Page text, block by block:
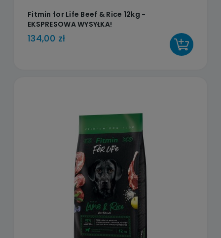
Fitmin for Life Beef & Rice 12kg -
EKSPRESOWA WYSYŁKA!
134,00 zł